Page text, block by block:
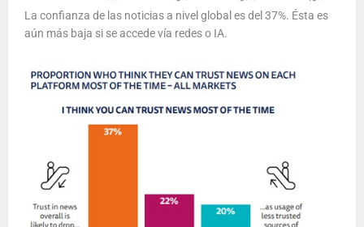
La confianza de las noticias a nivel global es del 37%. Ésta es
aún más baja si se accede vía redes o IA.